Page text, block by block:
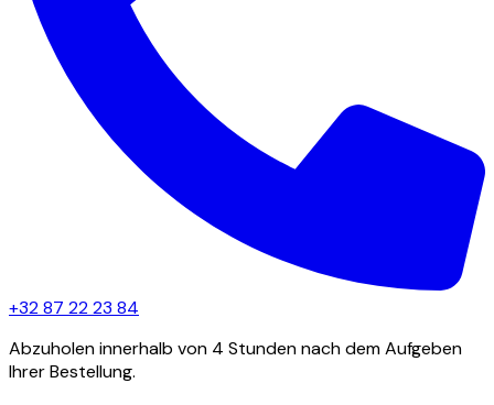
+32 87 22 23 84
Abzuholen innerhalb von 4 Stunden nach dem Aufgeben
Ihrer Bestellung.